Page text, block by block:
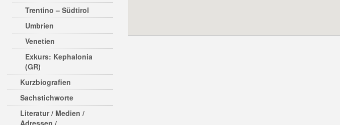
Trentino – Südtirol
Umbrien
Venetien
Exkurs: Kephalonia
(GR)
Kurzbiografien
Sachstichworte
Literatur / Medien /
Adressen /